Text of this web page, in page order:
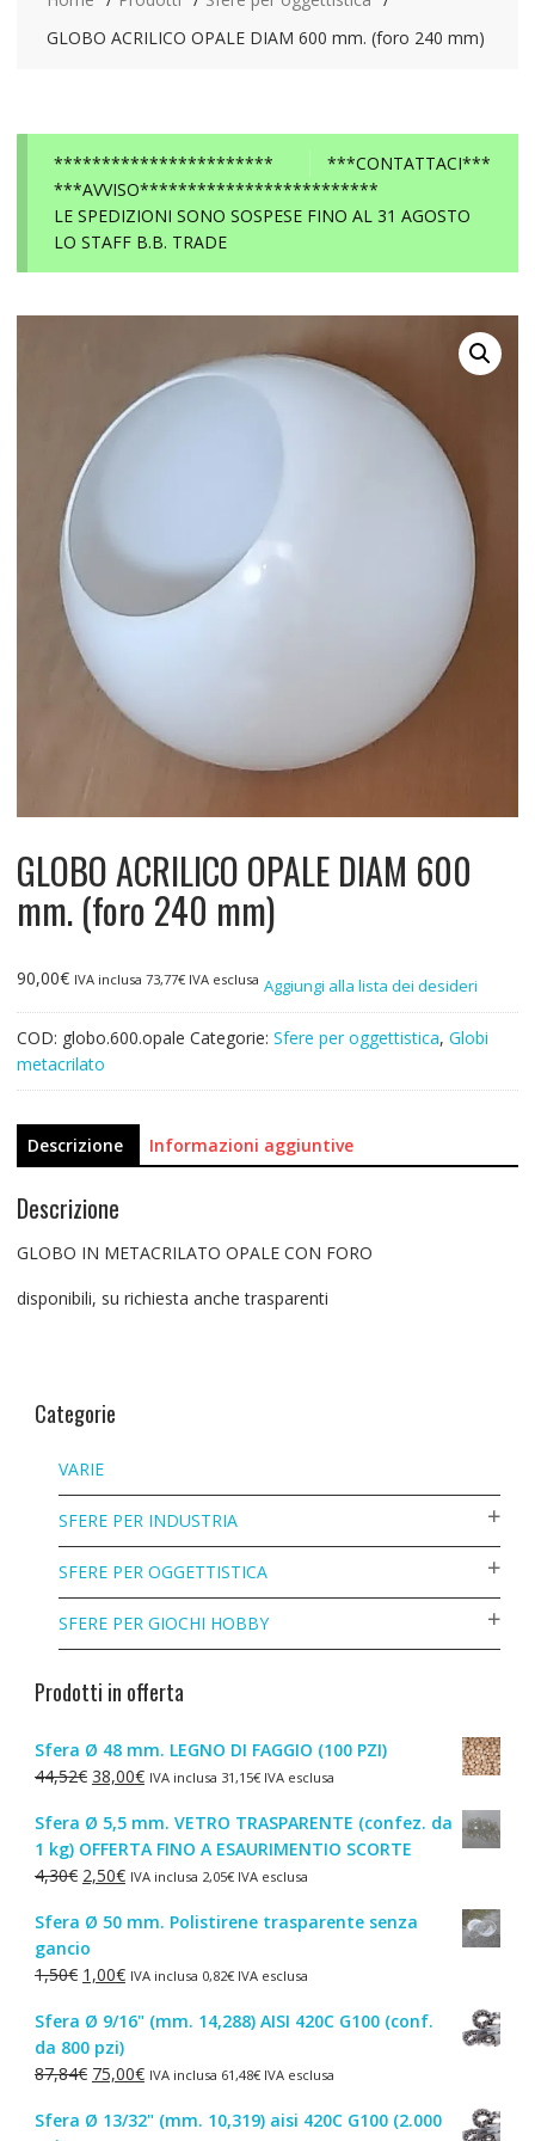
GLOBO ACRILICO OPALE DIAM 600 mm. (foro 240 mm)
***CONTATTACI***
***********************
***AVVISO*************************
LE SPEDIZIONI SONO SOSPESE FINO AL 31 AGOSTO
LO STAFF B.B. TRADE
GLOBO ACRILICO OPALE DIAM 600
mm. (foro 240 mm)
90,00€ IVA inclusa 73,77€IVA esclusa Aggiungi alla lista dei desideri
COD: globo.600.opale Categorie: Sfere per oggettistica, Globi
metacrilato
Descrizione Informazioni aggiuntive
Descrizione
GLOBO IN METACRILATO OPALE CON FORO
disponibili, su richiesta anche trasparenti
Categorie
VARIE
SFERE PER INDUSTRIA
SFERE PER OGGETTISTICA
SFERE PER GIOCHI HOBBY
Prodotti in offerta
Sfera Ø 48 mm. LEGNO DI FAGGIO (100 PZI)
44,52€ Il
originale
era:
44,52€.
38,00€Il
attuale
è:
38,00€.
IVA inclusa 31,15€IVA esclusa
Sfera Ø 5,5 mm. VETRO TRASPARENTE (confez. da
1 kg) OFFERTA FINO A ESAURIMENTIO SCORTE
4,30€ Il
originale
era:
4,30€.
2,50€Il
attuale
2,50€.
IVA inclusa 2,05€IVA esclusa
Sfera Ø 50 mm. Polistirene trasparente senza
gancio
1,50€ Il
originale
era:
1,50€.
1,00€Il
attuale
è:
1,00€.
IVA inclusa 0,82€IVA esclusa
Sfera Ø 9/16" (mm. 14,288) AISI 420C G100 (conf.
da 800 pzi)
87,84€ Il
originale
75,00€Il
attuale
IVA inclusa 61,48€IVA esclusa
Sfera Ø 13/32" (mm. 10,319) aisi 420C G100 (2.000